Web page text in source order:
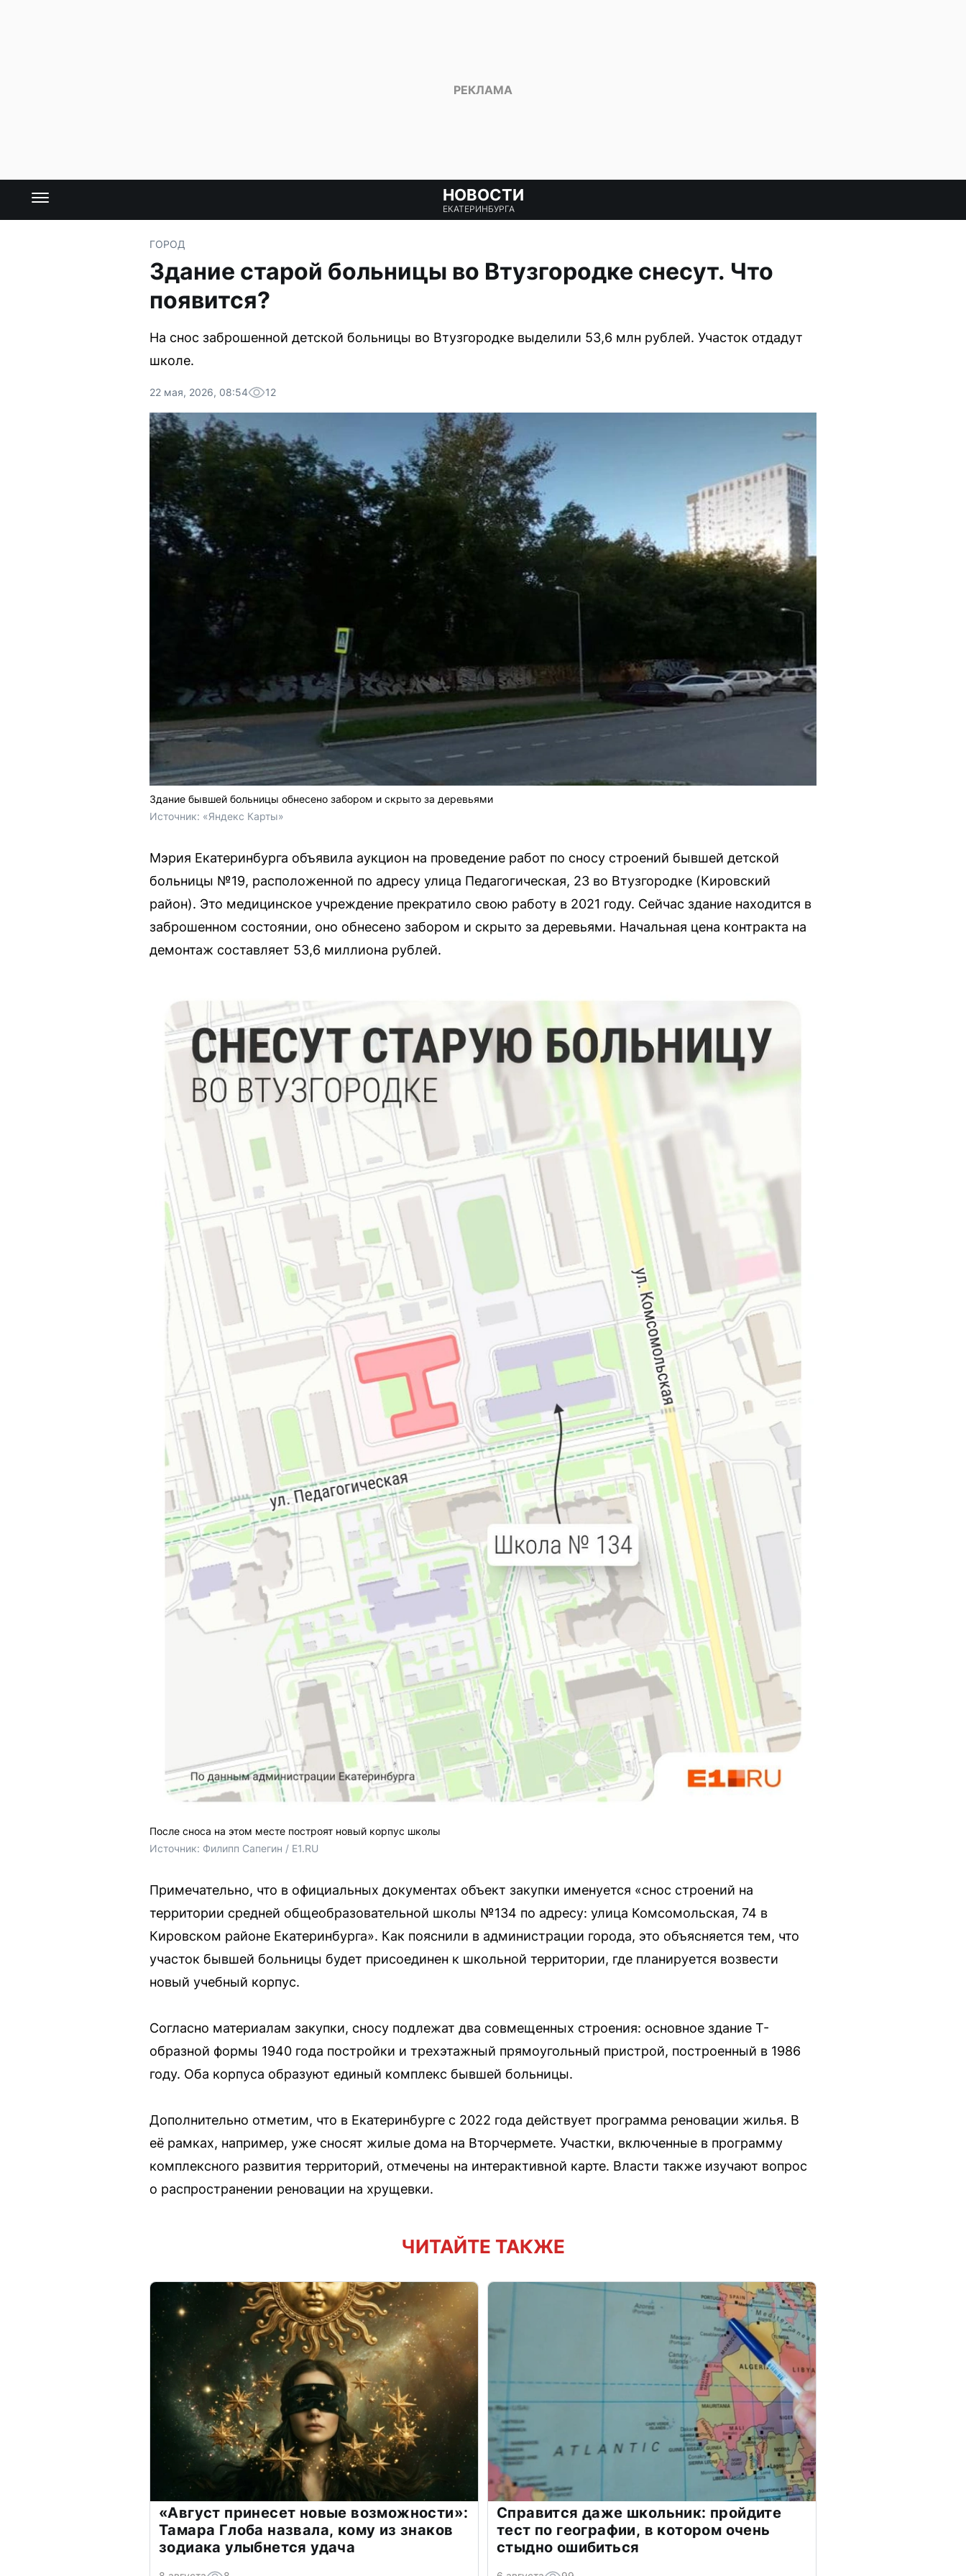
НОВОСТИ
ЕКАТЕРИНБУРГА
ГОРОД
Здание старой больницы во Втузгородке снесут. Что
появится?
На снос заброшенной детской больницы во Втузгородке выделили 53,6 млн рублей. Участок отдадут
школе.
22 мая, 2026, 08:54 12
Здание бывшей больницы обнесено забором и скрыто за деревьями
Источник: «Яндекс Карты»
Мэрия Екатеринбурга объявила аукцион на проведение работ по сносу строений бывшей детской
больницы №19, расположенной по адресу улица Педагогическая, 23 во Втузгородке (Кировский
район). Это медицинское учреждение прекратило свою работу в 2021 году. Сейчас здание находится в
заброшенном состоянии, оно обнесено забором и скрыто за деревьями. Начальная цена контракта на
демонтаж составляет 53,6 миллиона рублей.
После сноса на этом месте построят новый корпус школы
Источник: Филипп Сапегин / E1.RU
Примечательно, что в официальных документах объект закупки именуется «снос строений на
территории средней общеобразовательной школы №134 по адресу: улица Комсомольская, 74 в
Кировском районе Екатеринбурга». Как пояснили в администрации города, это объясняется тем, что
участок бывшей больницы будет присоединен к школьной территории, где планируется возвести
новый учебный корпус.
Согласно материалам закупки, сносу подлежат два совмещенных строения: основное здание Т-
образной формы 1940 года постройки и трехэтажный прямоугольный пристрой, построенный в 1986
году. Оба корпуса образуют единый комплекс бывшей больницы.
Дополнительно отметим, что в Екатеринбурге с 2022 года действует программа реновации жилья. В
её рамках, например, уже сносят жилые дома на Вторчермете. Участки, включенные в программу
комплексного развития территорий, отмечены на интерактивной карте. Власти также изучают вопрос
о распространении реновации на хрущевки.
ЧИТАЙТЕ ТАКЖЕ
«Август принесет новые возможности»:
Тамара Глоба назвала, кому из знаков
зодиака улыбнется удача
Справится даже школьник: пройдите
тест по географии, в котором очень
стыдно ошибиться